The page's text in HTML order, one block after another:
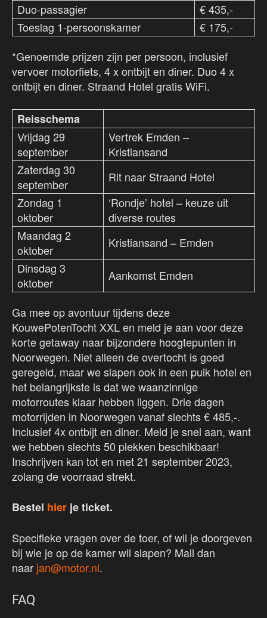
Duo-passagier
€ 435,-
Toeslag 1-persoonskamer
€ 175,-
*Genoemde prijzen zijn per persoon, inclusief
vervoer motorfiets, 4 x ontbijt en diner. Duo 4 x
ontbijt en diner. Straand Hotel gratis WiFi.
Reisschema
Vrijdag 29
september
Vertrek Emden –
Kristiansand
Zaterdag 30
september
Rit naar Straand Hotel
Zondag 1
oktober
‘Rondje’ hotel – keuze uit
diverse routes
Maandag 2
oktober
Kristiansand – Emden
Dinsdag 3
oktober
Aankomst Emden
Ga mee op avontuur tijdens deze
KouwePotenTocht XXL en meld je aan voor deze
korte getaway naar bijzondere hoogtepunten in
Noorwegen. Niet alleen de overtocht is goed
geregeld, maar we slapen ook in een puik hotel en
het belangrijkste is dat we waanzinnige
motorroutes klaar hebben liggen. Drie dagen
motorrijden in Noorwegen vanaf slechts € 485,-.
Inclusief 4x ontbijt en diner. Meld je snel aan, want
we hebben slechts 50 plekken beschikbaar!
Inschrijven kan tot en met 21 september 2023,
zolang de voorraad strekt.
Bestel hier je ticket.
Specifieke vragen over de toer, of wil je doorgeven
bij wie je op de kamer wil slapen? Mail dan
naar jan@motor.nl.
FAQ